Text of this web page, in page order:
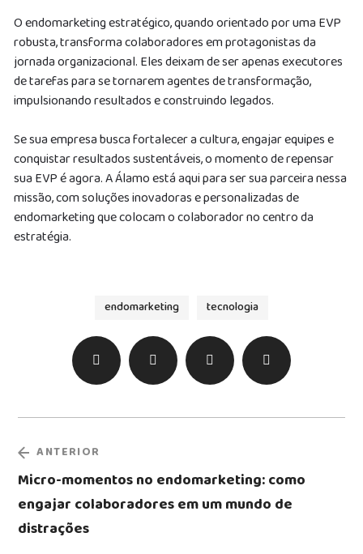
O endomarketing estratégico, quando orientado por uma EVP
robusta, transforma colaboradores em protagonistas da
jornada organizacional. Eles deixam de ser apenas executores
de tarefas para se tornarem agentes de transformação,
impulsionando resultados e construindo legados.
Se sua empresa busca fortalecer a cultura, engajar equipes e
conquistar resultados sustentáveis, o momento de repensar
sua EVP é agora. A Álamo está aqui para ser sua parceira nessa
missão, com soluções inovadoras e personalizadas de
endomarketing que colocam o colaborador no centro da
estratégia.
endomarketing tecnologia
ANTERIOR
Micro-momentos no endomarketing: como
engajar colaboradores em um mundo de
distrações